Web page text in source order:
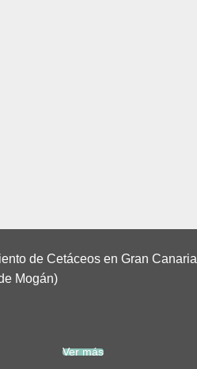
de Cetáceos en Gran Canaria
Mogán)
Ver más